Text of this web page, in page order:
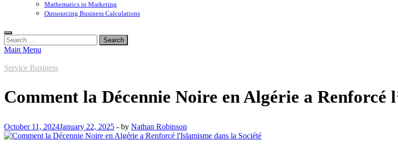
Mathematics in Marketing
Outsourcing Business Calculations
Search
for:
Main Menu
Service Business
Comment la Décennie Noire en Algérie a Renforcé
October 11, 2024January 22, 2025 - by Nathan Robinson